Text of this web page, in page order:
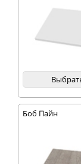
расположенных
ней полок.
Металлические
ножки
обеспечивают
продуманной
конструкции,
ящиков в стенке
может меняться.
Боб Пайн